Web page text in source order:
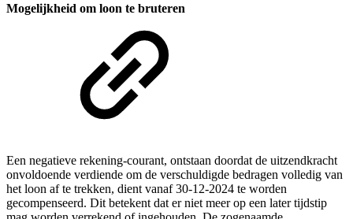
Mogelijkheid om loon te bruteren
Een negatieve rekening-courant, ontstaan doordat de uitzendkracht
onvoldoende verdiende om de verschuldigde bedragen volledig van
het loon af te trekken, dient vanaf 30-12-2024 te worden
gecompenseerd. Dit betekent dat er niet meer op een later tijdstip